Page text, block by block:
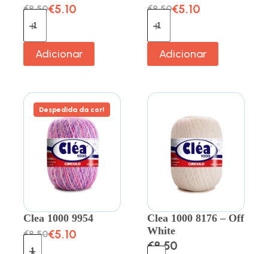
€8.50€5.10
Adicionar
€8.50€5.10
Adicionar
Despedida da cor!
Clea 1000 9954
€8.50€5.10
Clea 1000 8176 – Off
White
€8.50